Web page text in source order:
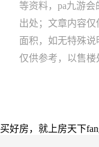
等资料，pa九游
出处；文章内容
面积，如无特殊
仅供参考，以售楼
买好房，就上房天下